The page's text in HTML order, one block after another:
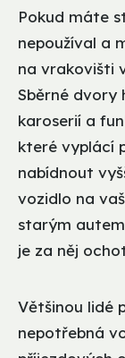
Pokud máte
nepoužíval a
na vrakovišti
Sběrné dvory
karoserií a
které vyplácí
nabídnout
vozidlo na
starým
je za něj
Většinou lidé
nepotřebná